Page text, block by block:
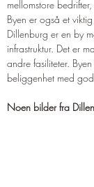
mellomstore
Byen er også et
Dillenburg er en by
infrastruktur. Det er
andre fasiliteter.
beliggenhet med
Noen bilder fra